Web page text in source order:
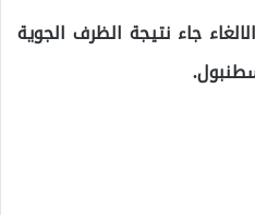
جاء نتيجة الظرف الجوية